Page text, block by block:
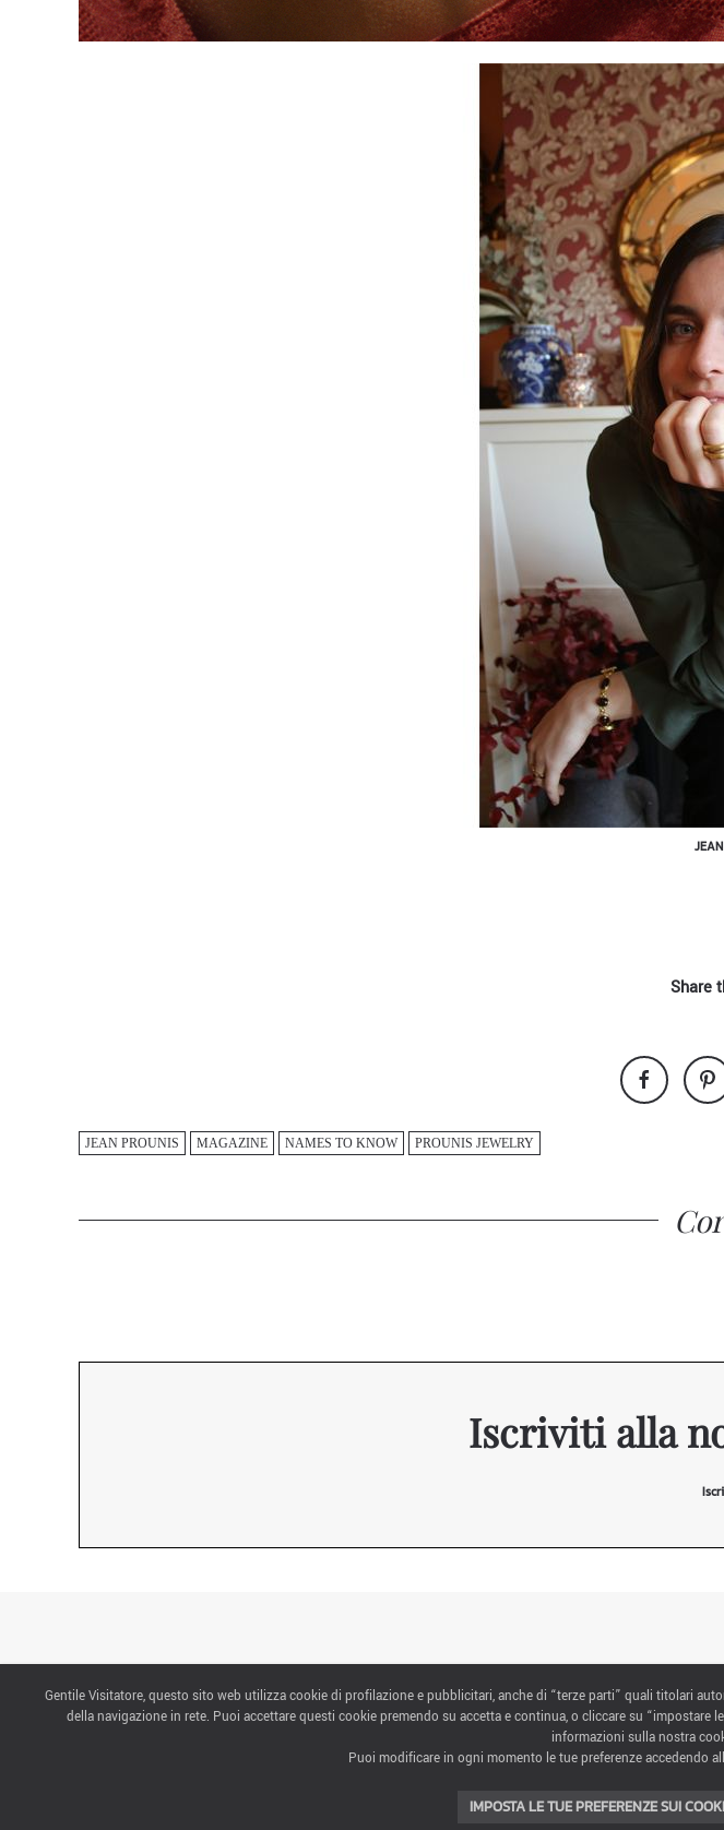
Share
JEAN PROUNIS MAGAZINE NAMES TO KNOW PROUNIS JEWELRY
Iscriviti alla
CONTATTI
Via Emilia
CF/PI 00139440408, Registro
Capitale
Gentile Visitatore, questo sito web utilizza cookie di profilazione e pubblicitari, anche di “terze parti” quali titolari
della navigazione in rete. Puoi accettare questi cookie premendo su accetta e continua, o cliccare su
informazioni sulla nostra
Puoi modificare in ogni momento le tue preferenze accedendo
IMPOSTA LE TUE PREFERENZE SUI